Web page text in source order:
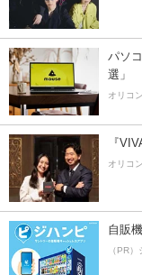
パソ
選」
オリコ
『
オリコ
自販
（PR